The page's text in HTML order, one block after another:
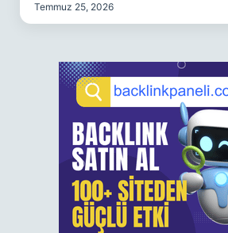
Temmuz 25, 2026